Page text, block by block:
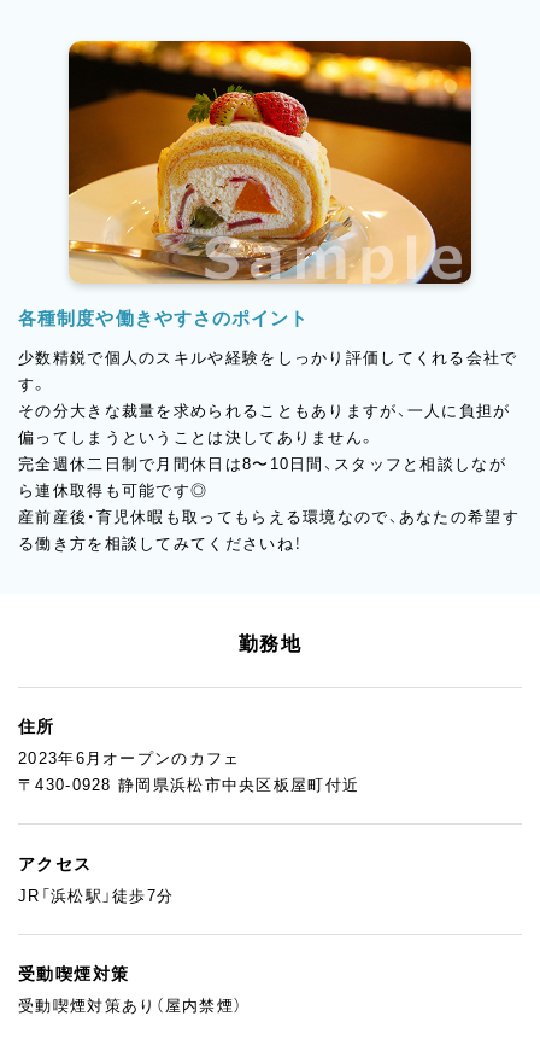
各種制度や働きやすさのポイント
少数精鋭で個人のスキルや経験をしっかり評価してくれる会社で
す。
その分大きな裁量を求められることもありますが、一人に負担が
偏ってしまうということは決してありません。
完全週休二日制で月間休日は8〜10日間、スタッフと相談しなが
ら連休取得も可能です◎
産前産後・育児休暇も取ってもらえる環境なので、あなたの希望す
る働き方を相談してみてくださいね！
勤務地
住所
2023年6月オープンのカフェ
〒430-0928 静岡県浜松市中央区板屋町付近
アクセス
JR「浜松駅」徒歩7分
受動喫煙対策
受動喫煙対策あり（屋内禁煙）